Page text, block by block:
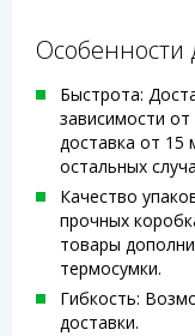
Особенности
Быстрота:
зависимости от
доставка от 15
остальных
Качество
прочных
товары
термосумки.
Гибкость:
доставки.